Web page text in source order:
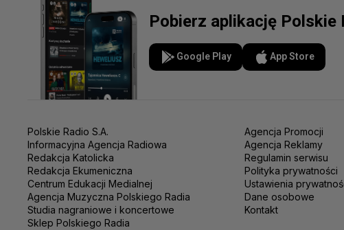
Pobierz aplikację Polskie
Google Play App Store
Polskie Radio S.A.
Informacyjna Agencja Radiowa
Redakcja Katolicka
Redakcja Ekumeniczna
Centrum Edukacji Medialnej
Agencja Muzyczna Polskiego Radia
Studia nagraniowe i koncertowe
Sklep Polskiego Radia
Agencja Promocji
Agencja Reklamy
Regulamin serwisu
Polityka prywatności
Ustawienia
Dane osobowe
Kontakt